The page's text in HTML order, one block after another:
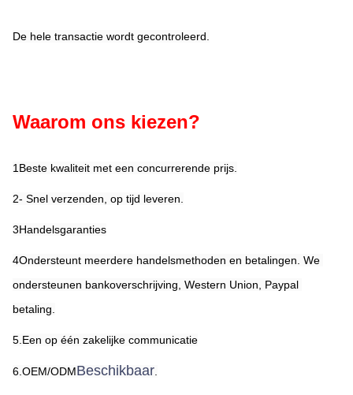
De hele transactie wordt gecontroleerd.
Waarom ons kiezen?
1Beste kwaliteit met een concurrerende prijs.
2- Snel verzenden, op tijd leveren.
3Handelsgaranties
4Ondersteunt meerdere handelsmethoden en betalingen. We
ondersteunen bankoverschrijving, Western Union, Paypal
betaling.
5.Een op één zakelijke communicatie
6.OEM/ODMBeschikbaar